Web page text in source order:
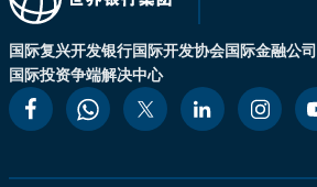
国际复兴开发银行国际开发协会国际金融公司
国际投资争端解决中心